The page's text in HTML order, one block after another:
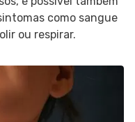
como sangue
ou respirar.